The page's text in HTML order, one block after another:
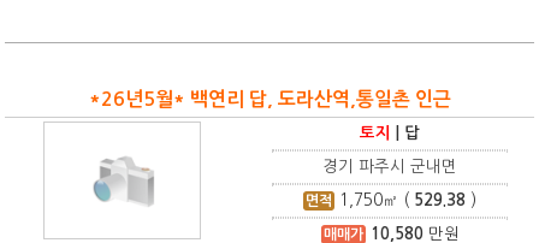
*26년5월* 백연리 답, 도라산역,통일촌 인근
토지 답
경기 파주시 군내면
면적 1,750㎡ ( 529.38 )
매매가 10,580만원